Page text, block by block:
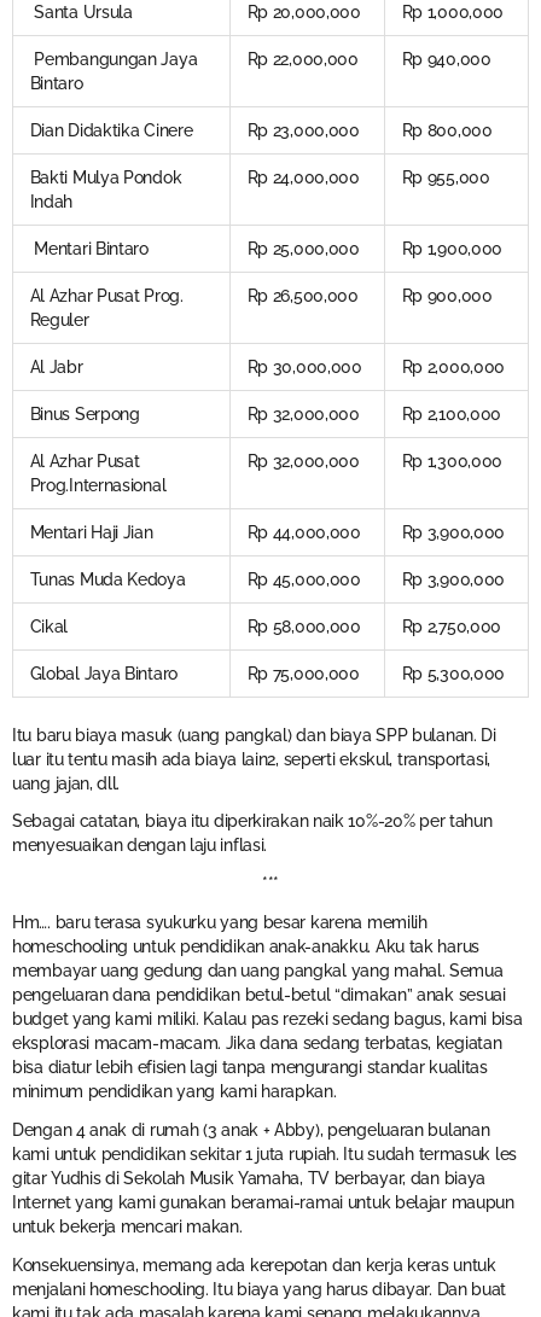
Santa Ursula Rp 20,000,000 Rp 1,000,000
Pembangungan Jaya
Bintaro
Rp 22,000,000 Rp 940,000
Dian Didaktika Cinere Rp 23,000,000 Rp 800,000
Bakti Mulya Pondok
Indah
Rp 24,000,000 Rp 955,000
Mentari Bintaro Rp 25,000,000 Rp 1,900,000
Al Azhar Pusat Prog.
Reguler
Rp 26,500,000 Rp 900,000
Al Jabr Rp 30,000,000 Rp 2,000,000
Binus Serpong Rp 32,000,000 Rp 2,100,000
Al Azhar Pusat
Prog.Internasional
Rp 32,000,000 Rp 1,300,000
Mentari Haji Jian Rp 44,000,000 Rp 3,900,000
Tunas Muda Kedoya Rp 45,000,000 Rp 3,900,000
Cikal Rp 58,000,000 Rp 2,750,000
Global Jaya Bintaro Rp 75,000,000 Rp 5,300,000
Itu baru biaya masuk (uang pangkal) dan biaya SPP bulanan. Di
luar itu tentu masih ada biaya lain2, seperti ekskul, transportasi,
uang jajan, dll.
Sebagai catatan, biaya itu diperkirakan naik 10%-20% per tahun
menyesuaikan dengan laju inflasi.
***
Hm…. baru terasa syukurku yang besar karena memilih
homeschooling untuk pendidikan anak-anakku. Aku tak harus
membayar uang gedung dan uang pangkal yang mahal. Semua
pengeluaran dana pendidikan betul-betul “dimakan” anak sesuai
budget yang kami miliki. Kalau pas rezeki sedang bagus, kami bisa
eksplorasi macam-macam. Jika dana sedang terbatas, kegiatan
bisa diatur lebih efisien lagi tanpa mengurangi standar kualitas
minimum pendidikan yang kami harapkan.
Dengan 4 anak di rumah (3 anak + Abby), pengeluaran bulanan
kami untuk pendidikan sekitar 1 juta rupiah. Itu sudah termasuk les
gitar Yudhis di Sekolah Musik Yamaha, TV berbayar, dan biaya
Internet yang kami gunakan beramai-ramai untuk belajar maupun
untuk bekerja mencari makan.
Konsekuensinya, memang ada kerepotan dan kerja keras untuk
menjalani homeschooling. Itu biaya yang harus dibayar. Dan buat